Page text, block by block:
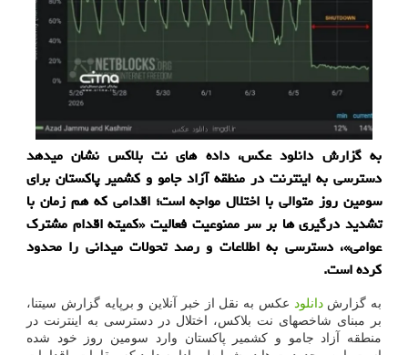
به گزارش دانلود عکس، داده های نت بلاکس نشان میدهد
دسترسی به اینترنت در منطقه آزاد جامو و کشمیر پاکستان برای
سومین روز متوالی با اختلال مواجه است؛ اقدامی که هم زمان با
تشدید درگیری ها بر سر ممنوعیت فعالیت «کمیته اقدام مشترک
عوامی»، دسترسی به اطلاعات و رصد تحولات میدانی را محدود
کرده است.
به گزارشدانلود عکس به نقل از خبر آنلاین و برپایه گزارش سیتنا،
بر مبنای شاخصهای نت بلاکس، اختلال در دسترسی به اینترنت در
منطقه آزاد جامو و کشمیر پاکستان وارد سومین روز خود شده